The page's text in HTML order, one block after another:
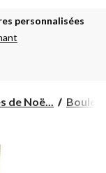
personnalisées
Noë... Boules